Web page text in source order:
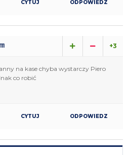
CYTUJ ODPOWIEDZ
+3
na kase chyba wystarczy Piero
co robić
CYTUJ ODPOWIEDZ